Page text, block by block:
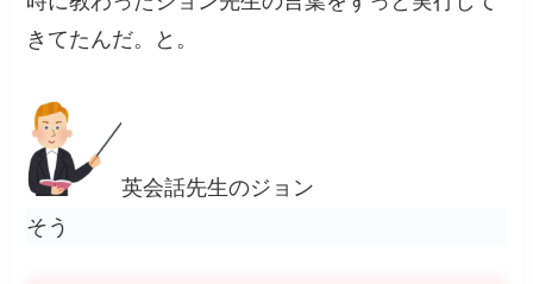
きてたんだ。と。
英会話先生のジョン
そう